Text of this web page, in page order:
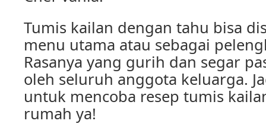
Tumis kailan dengan tahu bisa
menu utama atau sebagai
Rasanya yang gurih dan segar
oleh seluruh anggota keluarga.
untuk mencoba resep tumis
rumah ya!